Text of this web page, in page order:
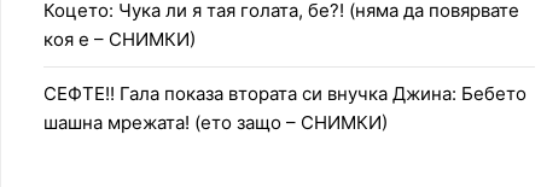
Коцето: Чука ли я тая голата, бе?! (няма да повярвате
коя е – СНИМКИ)
СЕФТЕ!! Гала показа втората си внучка Джина: Бебето
шашна мрежата! (ето защо – СНИМКИ)